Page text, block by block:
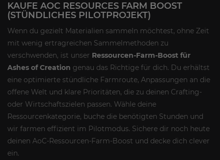
KAUFE AOC RESOURCES FARM BOOST
(STÜNDLICHES PILOTPROJEKT)
Wenn du gezielt Materialien sammeln möchtest, ohne Zeit
mit wenig ertragreichen Sammelmethoden zu
verschwenden, ist unser Ressourcen-Farm-Boost für
Ashes of Creation genau das Richtige für dich. Du erhältst
eine optimierte stündliche Farmroute, Anpassungen an die
offene Welt und klare Prioritäten, die zu deinen Crafting-
oder Wirtschaftszielen passen. Wähle deine
Ressourcenkategorie, buche die benötigten Stunden und
wir farmen effizient im Pilotmodus. Sichere dir noch heute
deinen AoC-Ressourcen-Farm-Boost und decke dich clever
ein.